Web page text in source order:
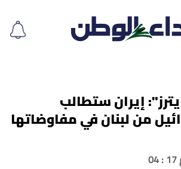
إيران ستطالب
من لبنان في مفاوضاتها
م